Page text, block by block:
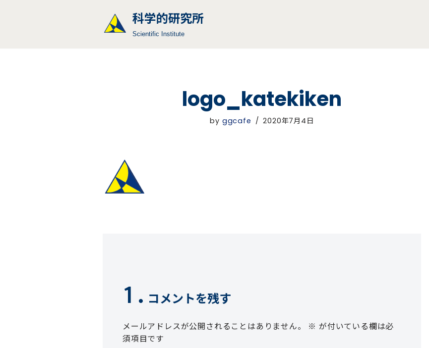
科学的研究所
Scientific Institute
logo_katekiken
by ggcafe 2020年7月4日
コメントを残す
メールアドレスが公開されることはありません。 ※ が付いている欄は必
須項目です